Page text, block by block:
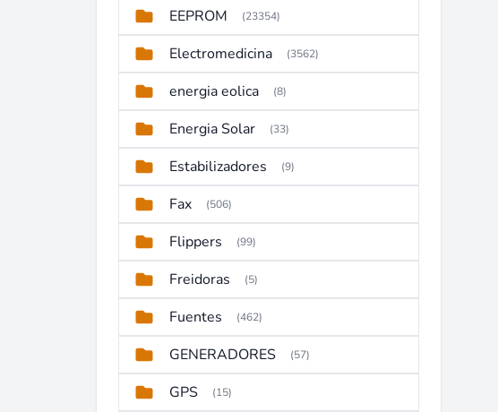
EEPROM (23354)
Electromedicina (3562)
energia eolica (8)
Energia Solar (33)
Estabilizadores (9)
Fax (506)
Flippers (99)
Freidoras (5)
Fuentes (462)
GENERADORES (57)
GPS (15)